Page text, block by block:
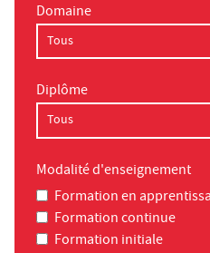
Domaine
Diplôme
Modalité d'enseignement
Formation en
Formation continue
Formation initiale